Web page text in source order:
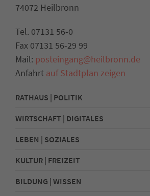
74072 Heilbronn
Tel. 07131 56-0
Fax 07131 56-29 99
Mail: posteingang@heilbronn.de
Anfahrt auf Stadtplan zeigen
RATHAUS | POLITIK
WIRTSCHAFT | DIGITALES
LEBEN | SOZIALES
KULTUR | FREIZEIT
BILDUNG | WISSEN